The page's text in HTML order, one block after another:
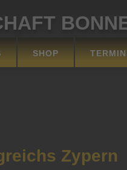
SHOP
Zypern